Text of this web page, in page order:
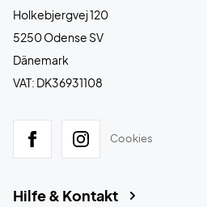
Holkebjergvej 120
5250 Odense SV
Dänemark
VAT: DK36931108
Cookies
Hilfe & Kontakt